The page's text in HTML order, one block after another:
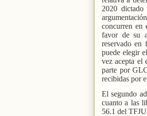
2020
concurren en
favor de su
reservado en
puede elegir
vez acepta el
parte por
recibidas por
El segundo
cuanto a las
56.1 del